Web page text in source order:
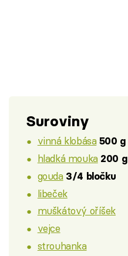
Suroviny
vinná klobása 500 g
hladká mouka 200 g
gouda 3/4 bločku
libeček
muškátový oříšek
vejce
strouhanka